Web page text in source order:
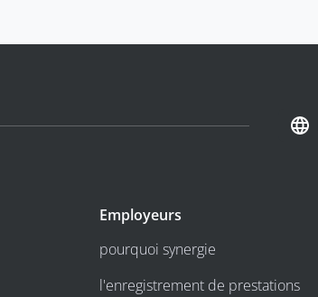
Employeurs
pourquoi synergie
l'enregistrement de prestations